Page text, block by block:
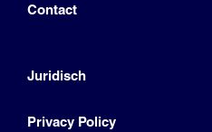
Contact
Juridisch
Privacy Policy